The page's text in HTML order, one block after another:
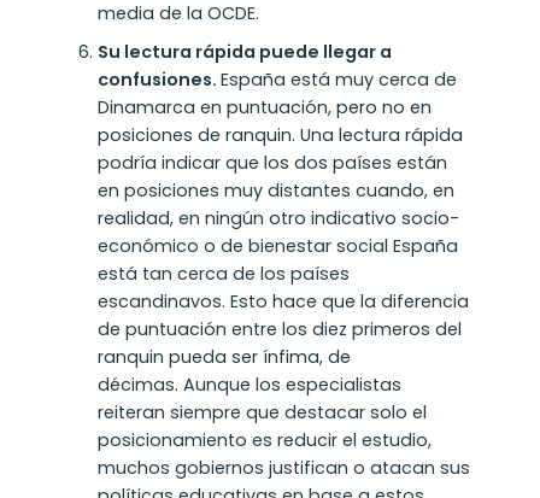
media de la OCDE.
Su lectura rápida puede llegar a
confusiones. España está muy cerca de
Dinamarca en puntuación, pero no en
posiciones de ranquin. Una lectura rápida
podría indicar que los dos países están
en posiciones muy distantes cuando, en
realidad, en ningún otro indicativo socio-
económico o de bienestar social España
está tan cerca de los países
escandinavos. Esto hace que la diferencia
de puntuación entre los diez primeros del
ranquin pueda ser ínfima, de
décimas. Aunque los especialistas
reiteran siempre que destacar solo el
posicionamiento es reducir el estudio,
muchos gobiernos justifican o atacan sus